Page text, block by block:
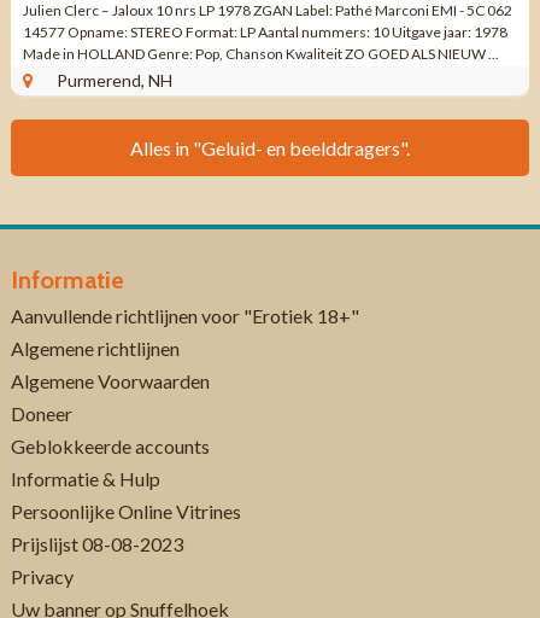
Julien Clerc – Jaloux 10 nrs LP 1978 ZGAN Label: Pathé Marconi EMI - 5C 062
14577 Opname: STEREO Format: LP Aantal nummers: 10 Uitgave jaar: 1978
Made in HOLLAND Genre: Pop, Chanson Kwaliteit ZO GOED ALS NIEUW ...
Purmerend, NH
Alles in "Geluid- en beelddragers".
Informatie
Aanvullende richtlijnen voor "Erotiek 18+"
Algemene richtlijnen
Algemene Voorwaarden
Doneer
Geblokkeerde accounts
Informatie & Hulp
Persoonlijke Online Vitrines
Prijslijst 08-08-2023
Privacy
Uw banner op Snuffelhoek